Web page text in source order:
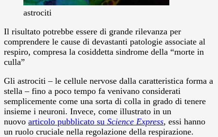
astrociti
Il risultato potrebbe essere di grande rilevanza per
comprendere le cause di devastanti patologie associate al
respiro, compresa la cosiddetta sindrome della “morte in
culla”
Gli astrociti – le cellule nervose dalla caratteristica forma a
stella – fino a poco tempo fa venivano considerati
semplicemente come una sorta di colla in grado di tenere
insieme i neuroni. Invece, come illustrato in un
nuovo articolo pubblicato su Science Express, essi hanno
un ruolo cruciale nella regolazione della respirazione.